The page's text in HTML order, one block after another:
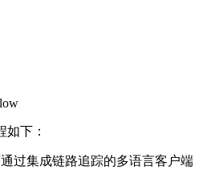
下：
过集成链路追踪的多语言客户端